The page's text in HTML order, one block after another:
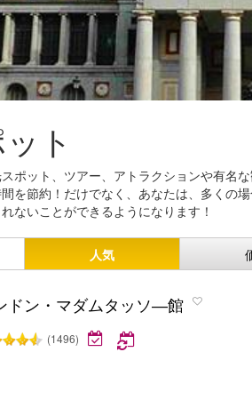
ト
ポット、ツアー、アトラクションや有名
を節約！だけでなく、あなたは、多くの
ないことができるようになります！
人気
ドン・マダムタッソ―館
(1496)